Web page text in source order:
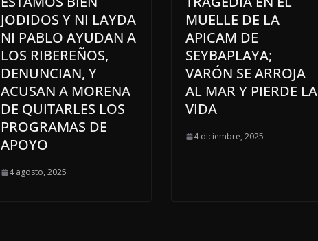
JODIDOS Y NI LAYDA
NI PABLO AYUDAN A
LOS RIBEREÑOS,
DENUNCIAN, Y
ACUSAN A MORENA
DE QUITARLES LOS
PROGRAMAS DE
APOYO
4 agosto, 2025
MUELLE DE LA
APICAM DE
SEYBAPLAYA;
VARÓN SE ARROJA
AL MAR Y PIERDE LA
VIDA
4 diciembre, 2025